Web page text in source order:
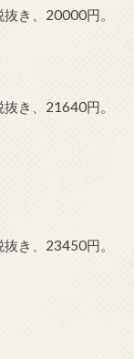
き、20000円。
き、21640円。
き、23450円。